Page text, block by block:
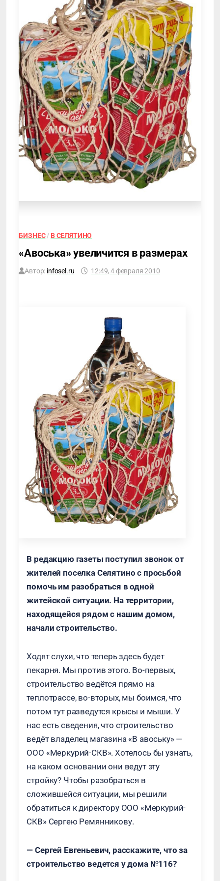
БИЗНЕС/ В СЕЛЯТИНО
«Авоська» увеличится в размерах
Автор: infosel.ru 12:49, 4 февраля 2010
В редакцию газеты поступил звонок от
жителей поселка Селятино с просьбой
помочь им разобраться в одной
житейской ситуации. На территории,
находящейся рядом с нашим домом,
начали строительство.
Ходят слухи, что теперь здесь будет
пекарня. Мы против этого. Во-первых,
строительство ведётся прямо на
теплотрассе, во-вторых, мы боимся, что
потом тут разведутся крысы и мыши. У
нас есть сведения, что строительство
ведёт владелец магазина «В авоську» —
ООО «Меркурий-СКВ». Хотелось бы узнать,
на каком основании они ведут эту
стройку? Чтобы разобраться в
сложившейся ситуации, мы решили
обратиться к директору ООО «Меркурий-
СКВ» Сергею Ремянникову.
— Сергей Евгеньевич, расскажите, что за
строительство ведется у дома №116?